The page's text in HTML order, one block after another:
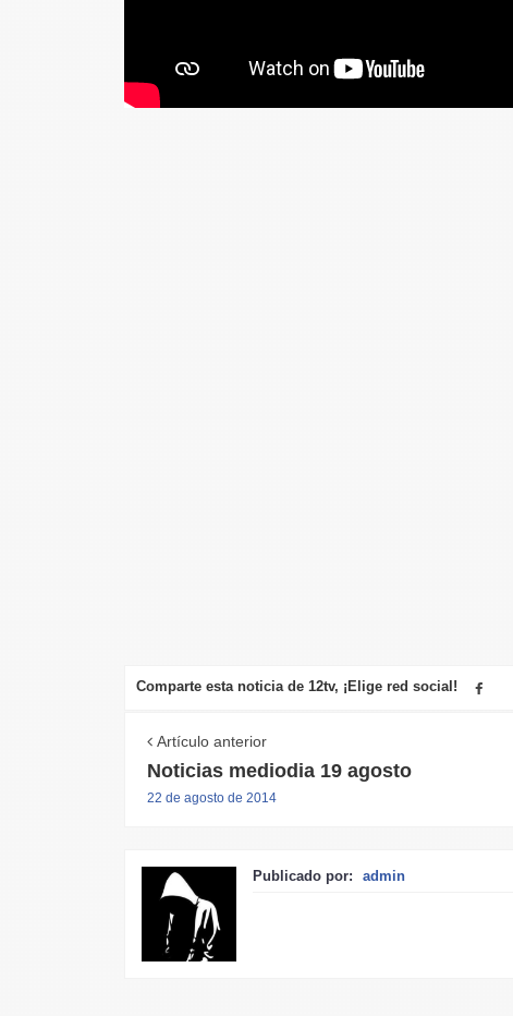
Comparte esta noticia de 12tv, ¡Elige red social!
Artículo anterior
Noticias mediodia 19 agosto
22 de agosto de 2014
Publicado por: admin